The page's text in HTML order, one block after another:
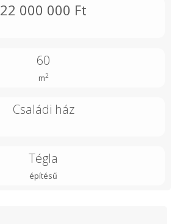
22 000 000 Ft
60
m2
Családi ház
Tégla
építésű